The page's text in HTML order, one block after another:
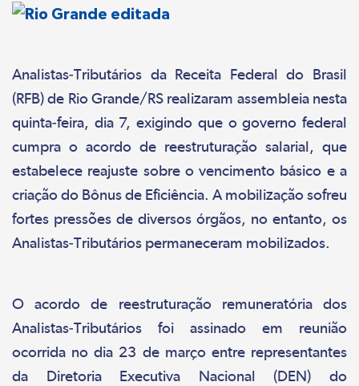
Analistas-Tributários da Receita Federal do Brasil
(RFB) de Rio Grande/RS realizaram assembleia nesta
quinta-feira, dia 7, exigindo que o governo federal
cumpra o acordo de reestruturação salarial, que
estabelece reajuste sobre o vencimento básico e a
criação do Bônus de Eficiência. A mobilização sofreu
fortes pressões de diversos órgãos, no entanto, os
Analistas-Tributários permaneceram mobilizados.
O acordo de reestruturação remuneratória dos
Analistas-Tributários foi assinado em reunião
ocorrida no dia 23 de março entre representantes
da Diretoria Executiva Nacional (DEN) do